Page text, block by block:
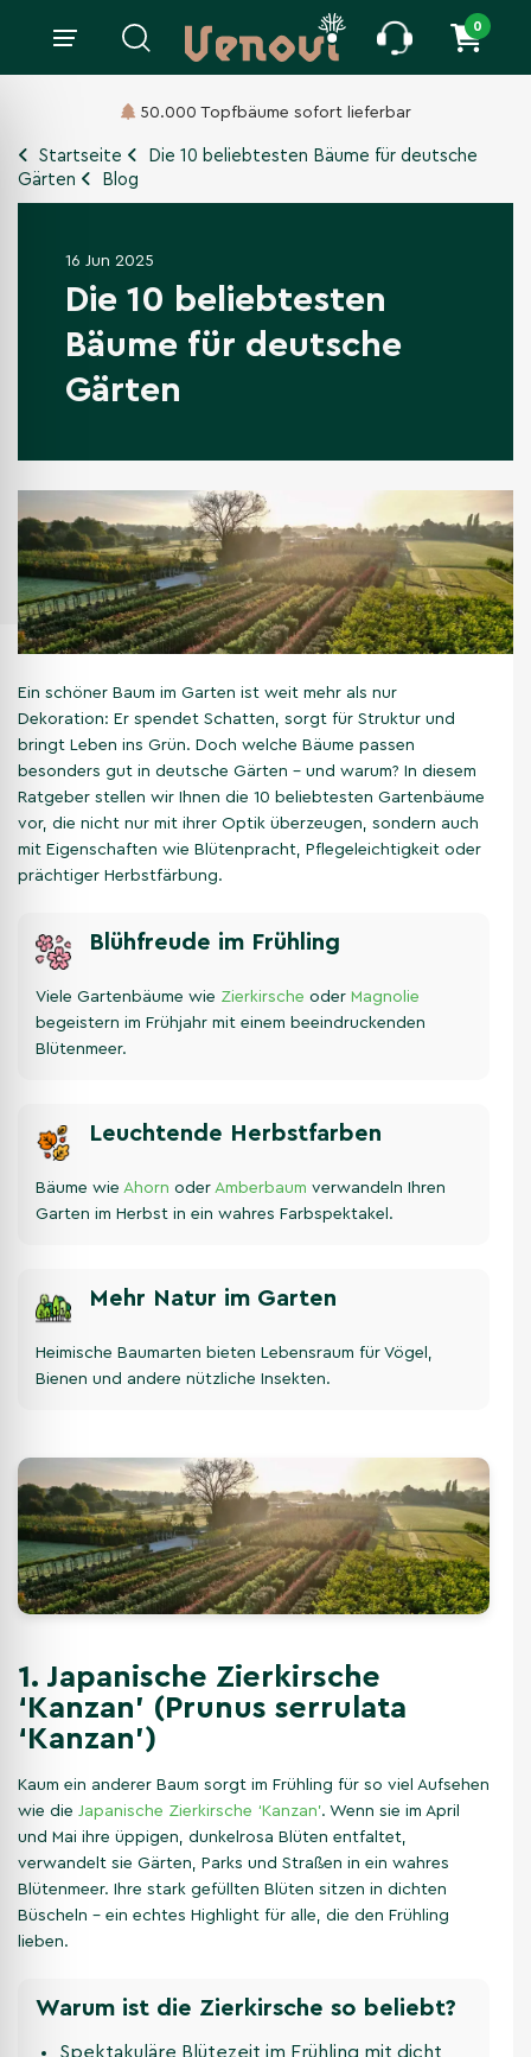
0
50.000 Topfbäume sofort lieferbar
Startseite
Die 10 beliebtesten Bäume für deutsche
Gärten
Blog
16 Jun 2025
Die 10 beliebtesten
Bäume für deutsche
Gärten
Ein schöner Baum im Garten ist weit mehr als nur
Dekoration: Er spendet Schatten, sorgt für Struktur und
bringt Leben ins Grün. Doch welche Bäume passen
besonders gut in deutsche Gärten – und warum? In diesem
Ratgeber stellen wir Ihnen die 10 beliebtesten Gartenbäume
vor, die nicht nur mit ihrer Optik überzeugen, sondern auch
mit Eigenschaften wie Blütenpracht, Pflegeleichtigkeit oder
prächtiger Herbstfärbung.
Blühfreude im Frühling
Viele Gartenbäume wie Zierkirsche oder Magnolie
begeistern im Frühjahr mit einem beeindruckenden
Blütenmeer.
Leuchtende Herbstfarben
Bäume wie Ahorn oder Amberbaum verwandeln Ihren
Garten im Herbst in ein wahres Farbspektakel.
Mehr Natur im Garten
Heimische Baumarten bieten Lebensraum für Vögel,
Bienen und andere nützliche Insekten.
1. Japanische Zierkirsche
‘Kanzan’ (Prunus serrulata
‘Kanzan’)
Kaum ein anderer Baum sorgt im Frühling für so viel Aufsehen
wie die Japanische Zierkirsche ‘Kanzan’. Wenn sie im April
und Mai ihre üppigen, dunkelrosa Blüten entfaltet,
verwandelt sie Gärten, Parks und Straßen in ein wahres
Blütenmeer. Ihre stark gefüllten Blüten sitzen in dichten
Büscheln – ein echtes Highlight für alle, die den Frühling
lieben.
Warum ist die Zierkirsche so beliebt?
Spektakuläre Blütezeit im Frühling mit dicht